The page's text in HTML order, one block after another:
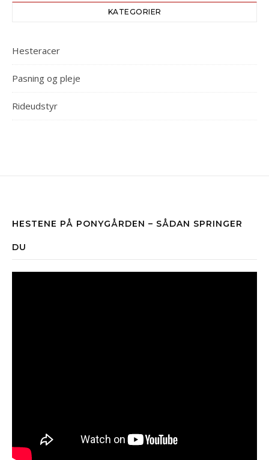
KATEGORIER
Hesteracer
Pasning og pleje
Rideudstyr
HESTENE PÅ PONYGÅRDEN – SÅDAN SPRINGER
DU